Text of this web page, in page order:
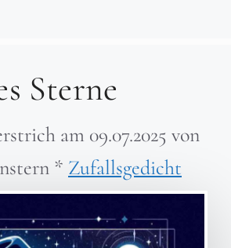
Sterne
am 09.07.2025 von
* Zufallsgedicht